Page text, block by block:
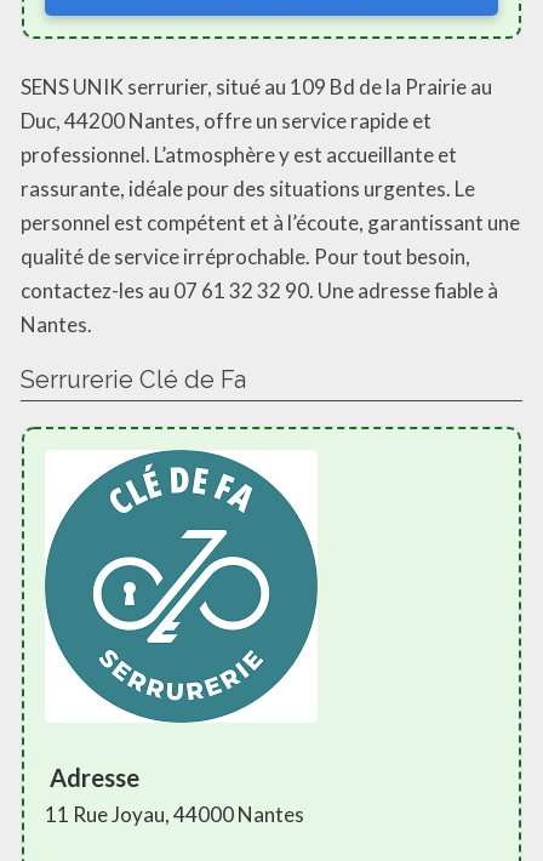
SENS UNIK serrurier, situé au 109 Bd de la Prairie au
Duc, 44200 Nantes, offre un service rapide et
professionnel. L’atmosphère y est accueillante et
rassurante, idéale pour des situations urgentes. Le
personnel est compétent et à l’écoute, garantissant une
qualité de service irréprochable. Pour tout besoin,
contactez-les au 07 61 32 32 90. Une adresse fiable à
Nantes.
Serrurerie Clé de Fa
Adresse
11 Rue Joyau, 44000 Nantes